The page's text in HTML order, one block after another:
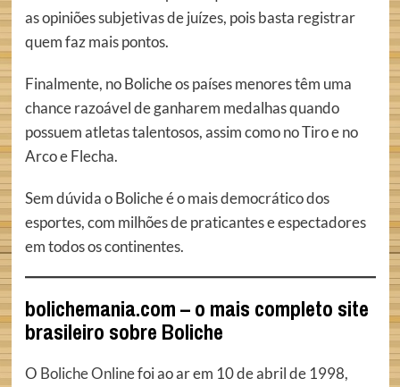
as opiniões subjetivas de juízes, pois basta registrar
quem faz mais pontos.
Finalmente, no Boliche os países menores têm uma
chance razoável de ganharem medalhas quando
possuem atletas talentosos, assim como no Tiro e no
Arco e Flecha.
Sem dúvida o Boliche é o mais democrático dos
esportes, com milhões de praticantes e espectadores
em todos os continentes.
bolichemania.com – o mais completo site
brasileiro sobre Boliche
O Boliche Onlinefoi ao ar em 10 de abril de 1998,